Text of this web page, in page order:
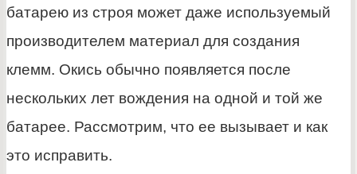
батарею из строя может даже используемый
производителем материал для создания
клемм. Окись обычно появляется после
нескольких лет вождения на одной и той же
батарее. Рассмотрим, что ее вызывает и как
это исправить.